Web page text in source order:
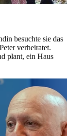
besuchte sie das
verheiratet.
plant, ein Haus